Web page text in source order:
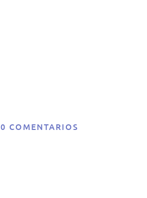
0 COMENTARIOS